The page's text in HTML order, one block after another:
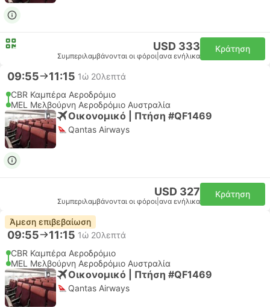
USD 333
Συμπεριλαμβάνονται οι φόροι ανα ενήλικα
Κράτηση
09:55 11:15 1ώ 20λεπτά
CBR Καμπέρα Αεροδρόμιο
MEL Μελβούρνη Αεροδρόμιο Αυστραλία
Οικονομικό | Πτήση #QF1469
Qantas Airways
USD 327
Συμπεριλαμβάνονται οι φόροι ανα ενήλικα
Κράτηση
Άμεση επιβεβαίωση
09:55 11:15 1ώ 20λεπτά
CBR Καμπέρα Αεροδρόμιο
MEL Μελβούρνη Αεροδρόμιο Αυστραλία
Οικονομικό | Πτήση #QF1469
Qantas Airways